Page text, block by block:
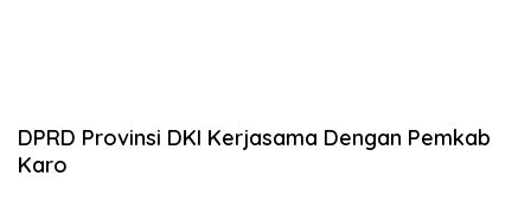
DPRD Provinsi DKI Kerjasama Dengan Pemkab
Karo